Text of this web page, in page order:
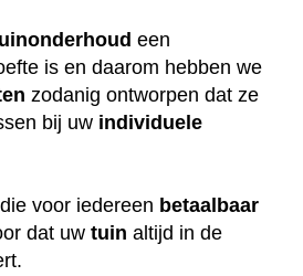
een
is en daarom hebben we
zodanig ontworpen dat ze
bij uw individuele
voor iedereen betaalbaar
dat uw tuin altijd in de